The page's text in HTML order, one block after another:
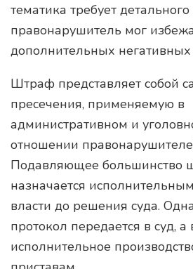
тематика требует
правонарушитель мог
дополнительных негативных
Штраф представляет собой
пресечения, применяемую в
административном и
отношении
Подавляющее большинство
назначается
власти до решения суда.
протокол передается в суд,
исполнительное